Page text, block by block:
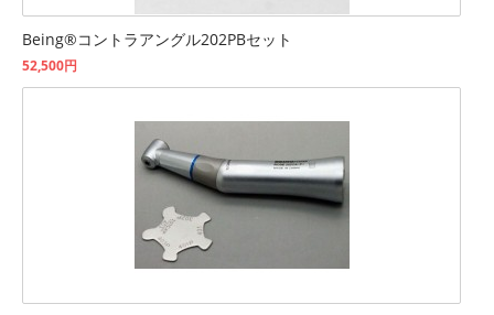
Being®コントラアングル202PBセット
52,500円